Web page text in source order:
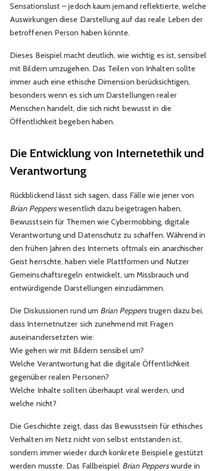
Sensationslust – jedoch kaum jemand reflektierte, welche
Auswirkungen diese Darstellung auf das reale Leben der
betroffenen Person haben könnte.
Dieses Beispiel macht deutlich, wie wichtig es ist, sensibel
mit Bildern umzugehen. Das Teilen von Inhalten sollte
immer auch eine ethische Dimension berücksichtigen,
besonders wenn es sich um Darstellungen realer
Menschen handelt, die sich nicht bewusst in die
Öffentlichkeit begeben haben.
Die Entwicklung von Internetethik und
Verantwortung
Rückblickend lässt sich sagen, dass Fälle wie jener von
Brian Pepperswesentlich dazu beigetragen haben,
Bewusstsein für Themen wie Cybermobbing, digitale
Verantwortung und Datenschutz zu schaffen. Während in
den frühen Jahren des Internets oftmals ein anarchischer
Geist herrschte, haben viele Plattformen und Nutzer
Gemeinschaftsregeln entwickelt, um Missbrauch und
entwürdigende Darstellungen einzudämmen.
Die Diskussionen rund um Brian Pepperstrugen dazu bei,
dass Internetnutzer sich zunehmend mit Fragen
auseinandersetzten wie:
Wie gehen wir mit Bildern sensibel um?
Welche Verantwortung hat die digitale Öffentlichkeit
gegenüber realen Personen?
Welche Inhalte sollten überhaupt viral werden, und
welche nicht?
Die Geschichte zeigt, dass das Bewusstsein für ethisches
Verhalten im Netz nicht von selbst entstanden ist,
sondern immer wieder durch konkrete Beispiele gestützt
werden musste. Das Fallbeispiel Brian Pepperswurde in